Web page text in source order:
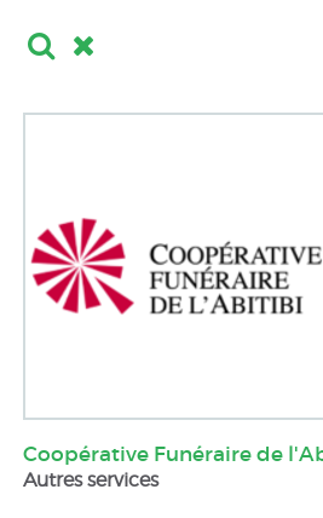
Coopérative Funéraire de
Autres services